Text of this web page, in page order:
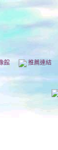
館 推薦連結